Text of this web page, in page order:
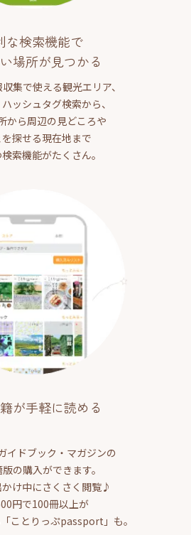
な検索機能で
場所が見つかる
集で使える観光エリア、
ッシュタグ検索から、
から周辺の見どころや
探せる現在地まで
索機能がたくさん。
が手軽に読める
イドブック・マガジンの
の購入ができます。
け中にさくさく閲覧♪
円で100冊以上が
ことりっぷpassport」も。